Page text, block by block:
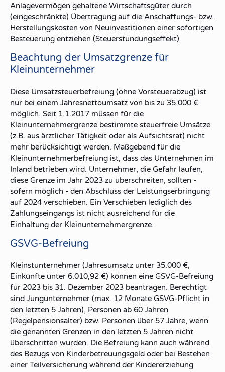
Anlagevermögen gehaltene Wirtschaftsgüter durch
(eingeschränkte) Übertragung auf die Anschaffungs- bzw.
Herstellungskosten von Neuinvestitionen einer sofortigen
Besteuerung entziehen (Steuerstundungseffekt).
Beachtung der Umsatzgrenze für
Kleinunternehmer
Diese Umsatzsteuerbefreiung (ohne Vorsteuerabzug) ist
nur bei einem Jahresnettoumsatz von bis zu 35.000 €
möglich. Seit 1.1.2017 müssen für die
Kleinunternehmergrenze bestimmte steuerfreie Umsätze
(z.B. aus ärztlicher Tätigkeit oder als Aufsichtsrat) nicht
mehr berücksichtigt werden. Maßgebend für die
Kleinunternehmerbefreiung ist, dass das Unternehmen im
Inland betrieben wird. Unternehmer, die Gefahr laufen,
diese Grenze im Jahr 2023 zu überschreiten, sollten -
sofern möglich - den Abschluss der Leistungserbringung
auf 2024 verschieben. Ein Verschieben lediglich des
Zahlungseingangs ist nicht ausreichend für die
Einhaltung der Kleinunternehmergrenze.
GSVG-Befreiung
Kleinstunternehmer (Jahresumsatz unter 35.000 €,
Einkünfte unter 6.010,92 €) können eine GSVG-Befreiung
für 2023 bis 31. Dezember 2023 beantragen. Berechtigt
sind Jungunternehmer (max. 12 Monate GSVG-Pflicht in
den letzten 5 Jahren), Personen ab 60 Jahren
(Regelpensionsalter) bzw. Personen über 57 Jahre, wenn
die genannten Grenzen in den letzten 5 Jahren nicht
überschritten wurden. Die Befreiung kann auch während
des Bezugs von Kinderbetreuungsgeld oder bei Bestehen
einer Teilversicherung während der Kindererziehung